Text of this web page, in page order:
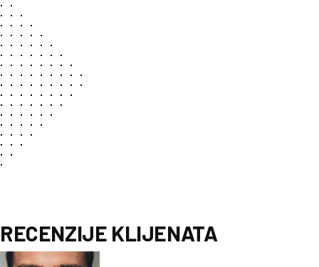
RECENZIJE KLIJENATA